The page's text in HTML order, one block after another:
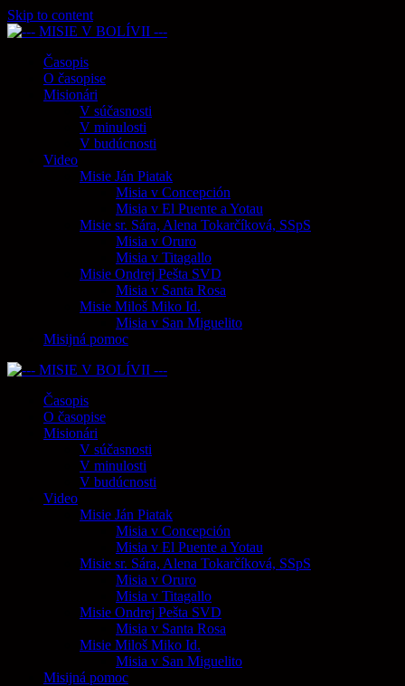
Skip to content
Časopis
O časopise
Misionári
V súčasnosti
V minulosti
V budúcnosti
Video
Misie Ján Piatak
Misia v Concepción
Misia v El Puente a Yotau
Misie sr. Sára, Alena Tokarčíková, SSpS
Misia v Oruro
Misia v Titagallo
Misie Ondrej Pešta SVD
Misia v Santa Rosa
Misie Miloš Miko Id.
Misia v San Miguelito
Misijná pomoc
Časopis
O časopise
Misionári
V súčasnosti
V minulosti
V budúcnosti
Video
Misie Ján Piatak
Misia v Concepción
Misia v El Puente a Yotau
Misie sr. Sára, Alena Tokarčíková, SSpS
Misia v Oruro
Misia v Titagallo
Misie Ondrej Pešta SVD
Misia v Santa Rosa
Misie Miloš Miko Id.
Misia v San Miguelito
Misijná pomoc